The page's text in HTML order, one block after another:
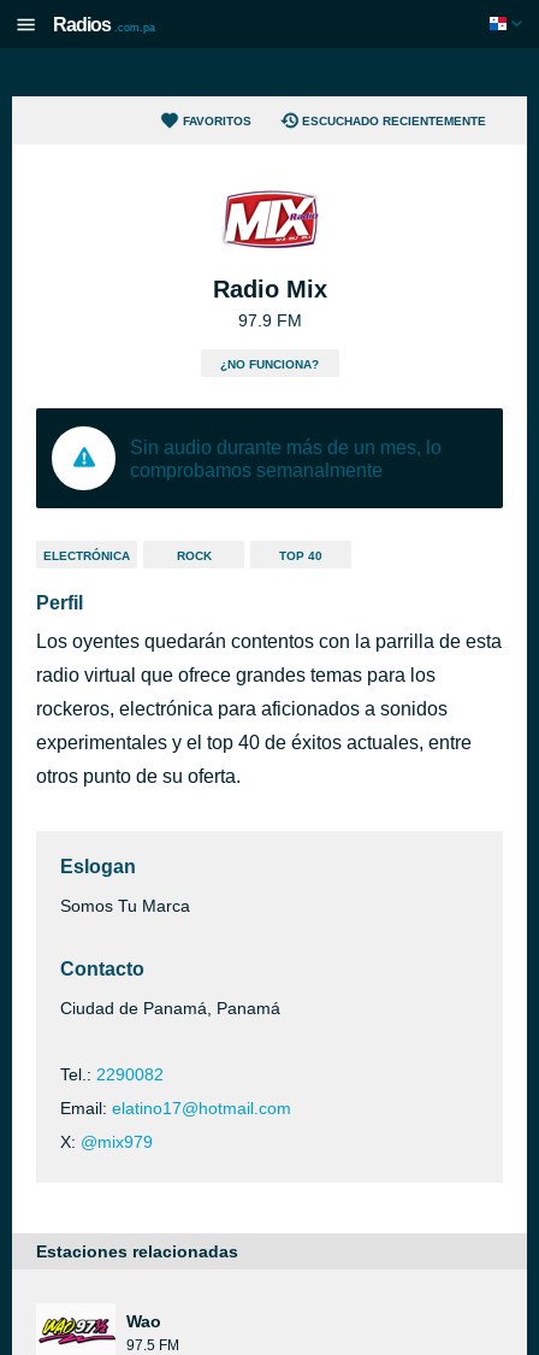
Radios .com.pa
FAVORITOS ESCUCHADO RECIENTEMENTE
Radio Mix
97.9 FM
¿NO FUNCIONA?
Sin audio durante más de un mes, lo
comprobamos semanalmente
ELECTRÓNICA ROCK TOP 40
Perfil
Los oyentes quedarán contentos con la parrilla de esta
radio virtual que ofrece grandes temas para los
rockeros, electrónica para aficionados a sonidos
experimentales y el top 40 de éxitos actuales, entre
otros punto de su oferta.
Eslogan
Somos Tu Marca
Contacto
Ciudad de Panamá, Panamá
Tel.: 2290082
Email: elatino17@hotmail.com
X: @mix979
Estaciones relacionadas
Wao
97.5 FM